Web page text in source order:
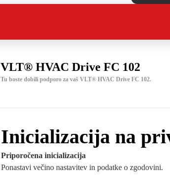
VLT® HVAC Drive FC 102
Tu boste dobili podporo za vaš VLT® HVAC Drive FC 102.
Inicializacija na
Priporočena inicializacija
Ponastavi večino nastavitev in podatke o zgodovini.